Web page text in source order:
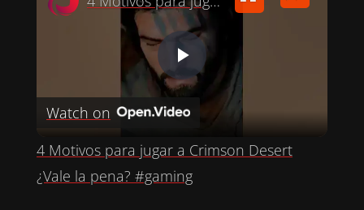
P
A
Watch on
4 Motivos para jugar a Crimson Desert
¿Vale la pena? #gaming